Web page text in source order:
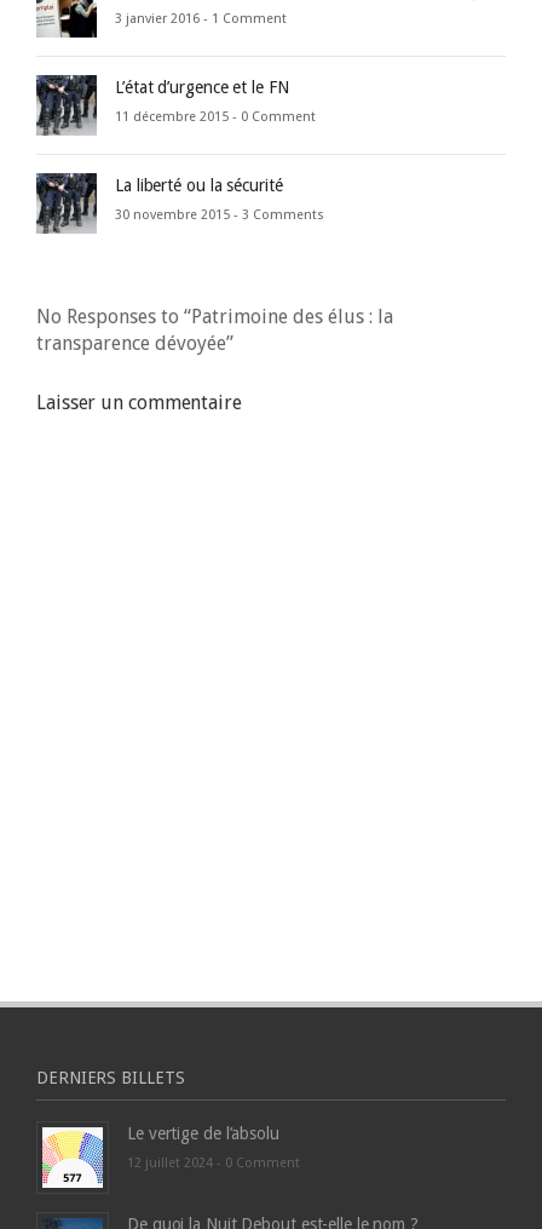
3 janvier 2016 - 1 Comment
L’état d’urgence et le FN
11 décembre 2015 - 0 Comment
La liberté ou la sécurité
30 novembre 2015 - 3 Comments
No Responses to “Patrimoine des élus : la
transparence dévoyée”
Laisser un commentaire
DERNIERS BILLETS
Le vertige de l’absolu
12 juillet 2024 - 0 Comment
De quoi la Nuit Debout est-elle le nom ?